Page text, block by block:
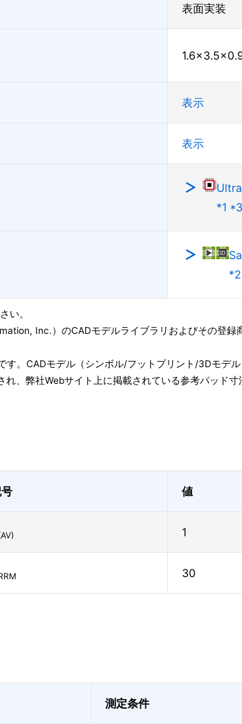
表面実装
表示
表示
*1 *3
い。
Inc.）のCADモデルライブラリおよびその登
。CADモデル（シンボル/フットプリント/3Dモデ
、弊社Webサイト上に掲載されている参考パッド
値
1
30
測定条件